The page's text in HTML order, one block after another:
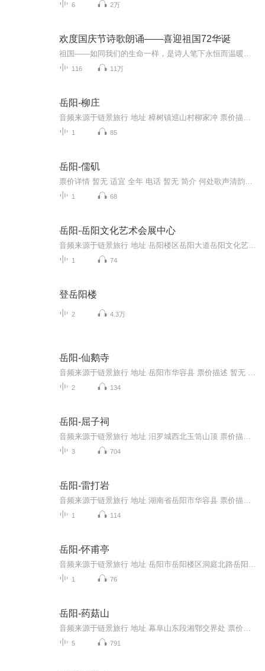
6 2万
欢度国庆节诗歌朗诵——喜迎祖国72华诞
116 11万
岳阳-柳庄
1 85
岳阳-儒矶
1 68
岳阳-岳阳文化艺术会展中心
1 74
登岳阳楼
2 4.3万
岳阳-仙鹅寺
2 134
岳阳-屈子祠
3 704
岳阳-雷打岩
1 114
岳阳-怀甫亭
1 76
岳阳-药菇山
5 791